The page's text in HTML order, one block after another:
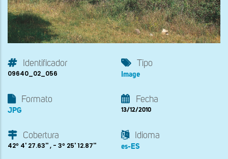
Identificador
09640_02_056
Tipo
Image
Formato
JPG
Fecha
13/12/2010
Cobertura
42º 4' 27.63'' , - 3º 25' 12.87''
Idioma
es-ES